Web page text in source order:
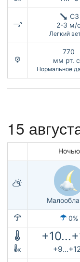
СЗ
2-3 м/с
Легкий
770
мм рт.
Нормальное
15
Ночью
0%
к